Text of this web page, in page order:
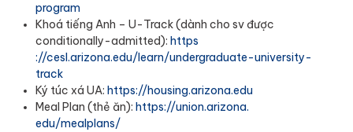
program
Khoá tiếng Anh – U-Track (dành cho sv được
conditionally-admitted): https
://cesl.arizona.edu/learn/undergraduate-university-
track
Ký túc xá UA: https://housing.arizona.edu
Meal Plan (thẻ ăn): https://union.arizona.
edu/mealplans/